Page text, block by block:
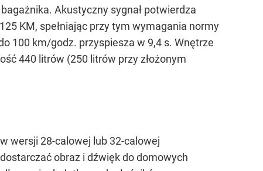
Akustyczny sygnał potwierdza
KM, spełniając przy tym wymagania normy
100 km/godz. przyspiesza w 9,4 s. Wnętrze
440 litrów (250 litrów przy złożonym
wersji 28-calowej lub 32-calowej
obraz i dźwięk do domowych